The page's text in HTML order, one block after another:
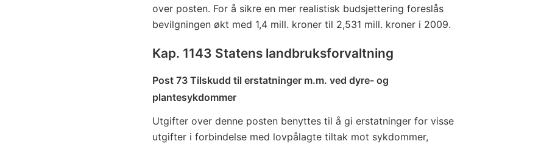
over posten. For å sikre en mer realistisk budsjettering foreslås
bevilgningen økt med 1,4 mill. kroner til 2,531 mill. kroner i 2009.
Kap. 1143 Statens landbruksforvaltning
Post 73 Tilskudd til erstatninger m.m. ved dyre- og
plantesykdommer
Utgifter over denne posten benyttes til å gi erstatninger for visse
utgifter i forbindelse med lovpålagte tiltak mot sykdommer,